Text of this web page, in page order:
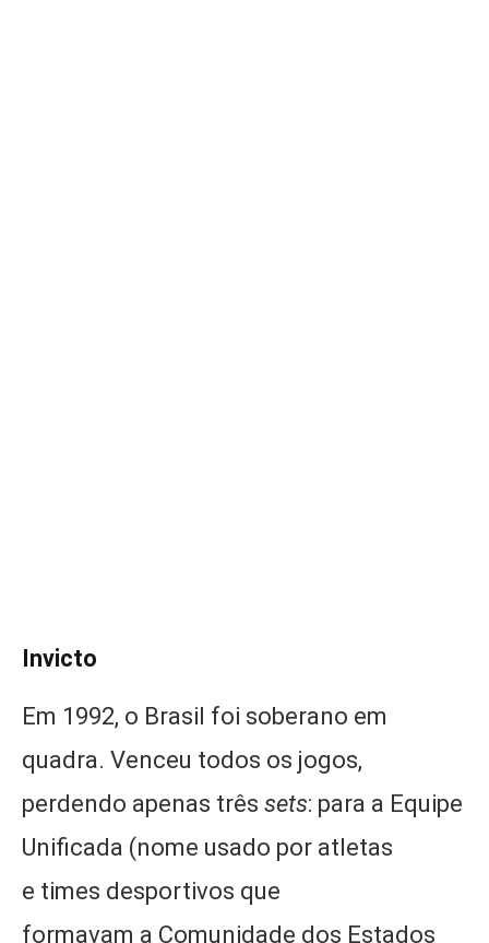
Invicto
Em 1992, o Brasil foi soberano em
quadra. Venceu todos os jogos,
perdendo apenas três sets: para a Equipe
Unificada (nome usado por atletas
e times desportivos que
formavam a Comunidade dos Estados